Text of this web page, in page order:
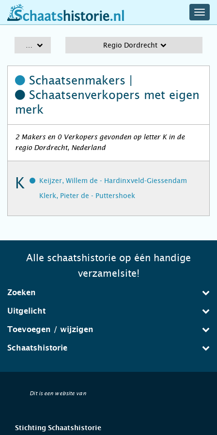
schaatshistorie.nl
Regio Dordrecht
Schaatsenmakers |
Schaatsenverkopers met eigen
merk
2 Makers en 0 Verkopers gevonden op letter K in de
regio Dordrecht, Nederland
K
Keijzer, Willem de - Hardinxveld-Giessendam
Klerk, Pieter de - Puttershoek
Alle schaatshistorie op één handige
verzamelsite!
Zoeken
Uitgelicht
Toevoegen / wijzigen
Schaatshistorie
Dit is een website van
Stichting Schaatshistorie